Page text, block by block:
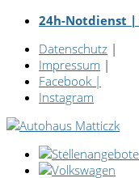
24h-Notdienst |
Datenschutz |
Impressum |
Facebook |
Instagram